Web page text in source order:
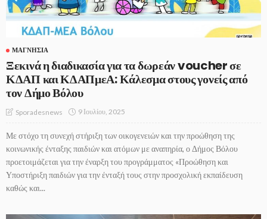
ΜΑΓΝΗΣΊΑ
Ξεκινά η διαδικασία για τα δωρεάν voucher σε
ΚΔΑΠ και ΚΔΑΠμεΑ: Κάλεσμα στους γονείς από
τον Δήμο Βόλου
Sporadesnews 9 Ιουλίου, 2025
Με στόχο τη συνεχή στήριξη των οικογενειών και την προώθηση της
κοινωνικής ένταξης παιδιών και ατόμων με αναπηρία, ο Δήμος Βόλου
προετοιμάζεται για την έναρξη του προγράμματος «Προώθηση και
Υποστήριξη παιδιών για την ένταξή τους στην προσχολική εκπαίδευση
καθώς και...